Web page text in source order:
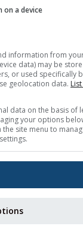
on a device
information from
data) may be
or used specifically
geolocation data.
data on the basis of
your options
site menu to